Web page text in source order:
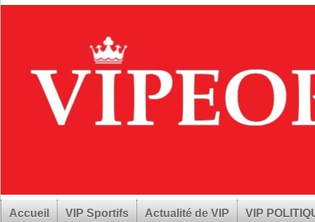
Accueil VIP Sportifs Actualité de VIP VIP